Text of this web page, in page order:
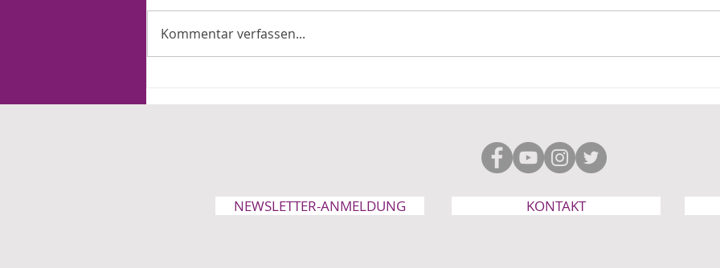
vielfach als Projekt gesehen“
Erziehungshandeln
Kommentar verfassen...
NEWSLETTER-ANMELDUNG KONTAKT